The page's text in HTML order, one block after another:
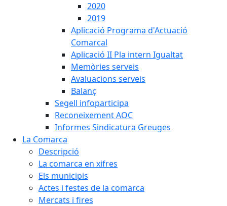
2020
2019
Aplicació Programa d'Actuació
Comarcal
Aplicació II Pla intern Igualtat
Memòries serveis
Avaluacions serveis
Balanç
Segell infoparticipa
Reconeixement AOC
Informes Sindicatura Greuges
La Comarca
Descripció
La comarca en xifres
Els municipis
Actes i festes de la comarca
Mercats i fires